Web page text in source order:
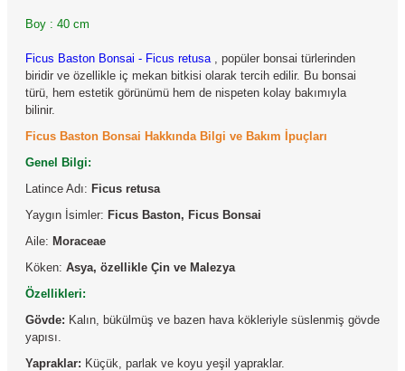
Boy : 40 cm
Ficus Baston Bonsai - Ficus retusa , popüler bonsai türlerinden
biridir ve özellikle iç mekan bitkisi olarak tercih edilir. Bu bonsai
türü, hem estetik görünümü hem de nispeten kolay bakımıyla
bilinir.
Ficus Baston Bonsai Hakkında Bilgi ve Bakım İpuçları
Genel Bilgi:
Latince Adı: Ficus retusa
Yaygın İsimler: Ficus Baston, Ficus Bonsai
Aile: Moraceae
Köken: Asya, özellikle Çin ve Malezya
Özellikleri:
Gövde: Kalın, bükülmüş ve bazen hava kökleriyle süslenmiş gövde
yapısı.
Yapraklar: Küçük, parlak ve koyu yeşil yapraklar.